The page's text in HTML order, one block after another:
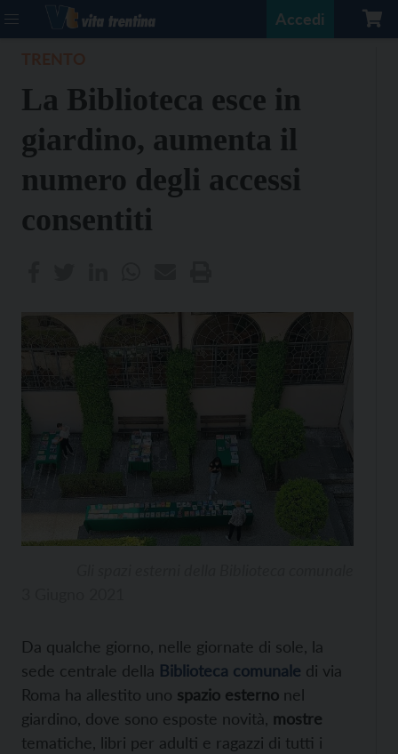
Accedi
La Biblioteca esce in
giardino, aumenta il
numero degli accessi
consentiti
Da qualche giorno, nelle giornate di sole, la
sede centrale della Biblioteca comunale di via
Roma ha allestito uno spazio esterno nel
giardino, dove sono esposte novità, mostre
tematiche, libri per adulti e ragazzi di tutti i